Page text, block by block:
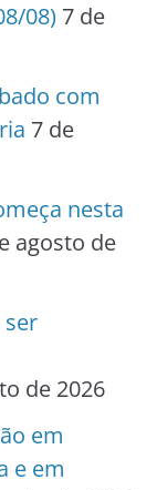
08) 7 de
com
7 de
nesta
agosto de
ser
de 2026
em
e em